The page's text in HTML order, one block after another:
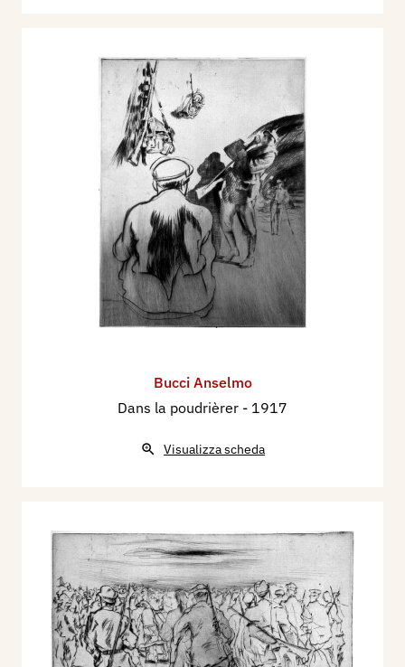
Bucci Anselmo
Dans la poudrièrer - 1917
Visualizza scheda